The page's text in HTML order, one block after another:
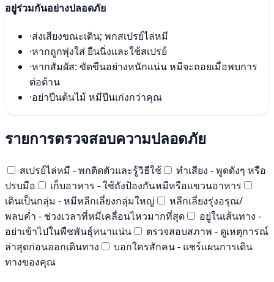
อยู่ร่วมกันอย่างปลอดภัย
·ส่งเสียงขณะเดิน; พกสเปรย์ไล่หมี
·หากถูกพุ่งใส่ ยืนนิ่งและใช้สเปรย์
·หากสัมผัส: ขัดขืนอย่างหนักแน่น หมีจะถอยเมื่อพบการ
ต่อต้าน
·อย่าปีนต้นไม้ หมีปีนเก่งกว่าคุณ
รายการตรวจสอบความปลอดภัย
สเปรย์ไล่หมี - พกติดตัวและรู้วิธีใช้
ทำเสียง - พูดดังๆ หรือ
ปรบมือ
เก็บอาหาร - ใช้ถังป้องกันหมีหรือแขวนอาหาร
เดินเป็นกลุ่ม - หมีหลีกเลี่ยงกลุ่มใหญ่
หลีกเลี่ยงรุ่งอรุณ/
พลบค่ำ - ช่วงเวลาที่หมีเคลื่อนไหวมากที่สุด
อยู่ในเส้นทาง -
อย่าเข้าไปในพืชพันธุ์หนาแน่น
ตรวจสอบสภาพ - ดูเหตุการณ์
ล่าสุดก่อนออกเดินทาง
บอกใครสักคน - แชร์แผนการเดิน
ทางของคุณ